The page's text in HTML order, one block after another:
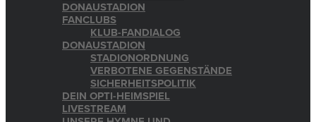
DONAUSTADION
FANCLUBS
KLUB-FANDIALOG
DONAUSTADION
STADIONORDNUNG
VERBOTENE GEGENSTÄNDE
SICHERHEITSPOLITIK
DEIN OPTI-HEIMSPIEL
LIVESTREAM